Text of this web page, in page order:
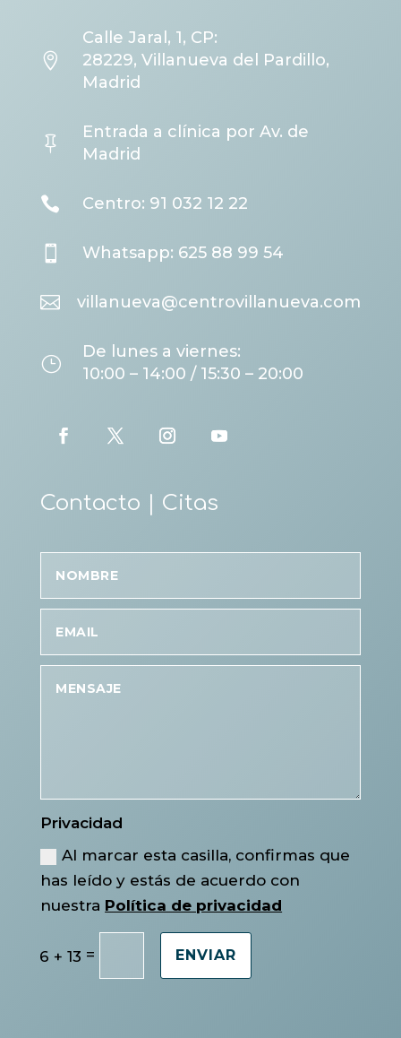

Calle Jaral, 1, CP:
28229, Villanueva del Pardillo,
Madrid

Entrada a clínica por Av. de
Madrid
 Centro: 91 032 12 22
 Whatsapp: 625 88 99 54
 villanueva@centrovillanueva.com
}
De lunes a viernes:
10:00 – 14:00 / 15:30 – 20:00
Contacto | Citas
Privacidad
Al marcar esta casilla, confirmas que
has leído y estás de acuerdo con
nuestra Política de privacidad
6 + 13 = ENVIAR